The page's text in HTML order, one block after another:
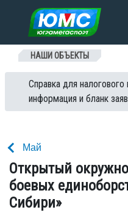
Перейти к содержанию
НАШИ ОБЪЕКТЫ
Справка для
информация и бланк
Май
Открытый
боевых
Сибири»